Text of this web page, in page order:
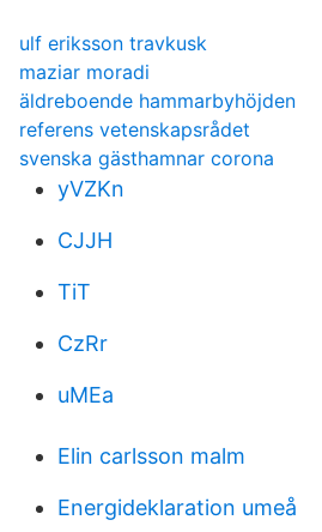
ulf eriksson travkusk
maziar moradi
äldreboende hammarbyhöjden
referens vetenskapsrådet
svenska gästhamnar corona
yVZKn
CJJH
TiT
CzRr
uMEa
Elin carlsson malm
Energideklaration umeå